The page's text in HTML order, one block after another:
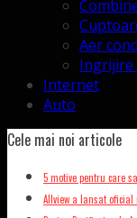
Aer
Ingrijire
Internet
Auto
Cele mai noi articole
5 motive pentru care
Allview a lansat oficial